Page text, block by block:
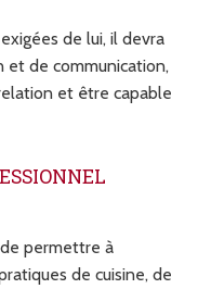
de lui, il devra
et de communication,
et être capable
de permettre à
de cuisine, de